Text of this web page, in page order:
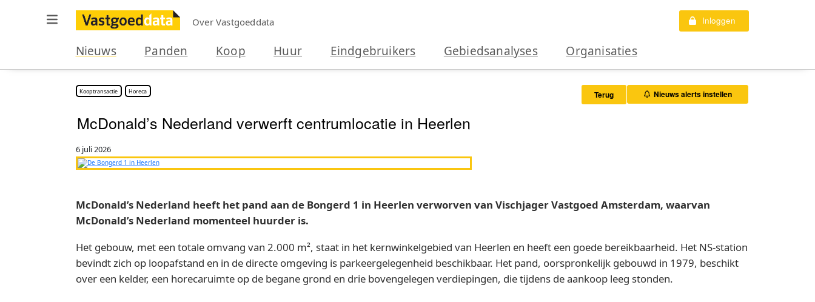
Over Vastgoeddata Inloggen
Nieuws Panden Koop Huur Eindgebruikers Gebiedsanalyses Organisaties
Kooptransactie Horeca Terug Nieuws alerts instellen
McDonald’s Nederland verwerft centrumlocatie in Heerlen
6 juli 2026
McDonald’s Nederland heeft het pand aan de Bongerd 1 in Heerlen verworven van Vischjager Vastgoed Amsterdam, waarvan
McDonald’s Nederland momenteel huurder is.
Het gebouw, met een totale omvang van 2.000 m², staat in het kernwinkelgebied van Heerlen en heeft een goede bereikbaarheid. Het NS-station
bevindt zich op loopafstand en in de directe omgeving is parkeergelegenheid beschikbaar. Het pand, oorspronkelijk gebouwd in 1979, beschikt
over een kelder, een horecaruimte op de begane grond en drie bovengelegen verdiepingen, die tijdens de aankoop leeg stonden.